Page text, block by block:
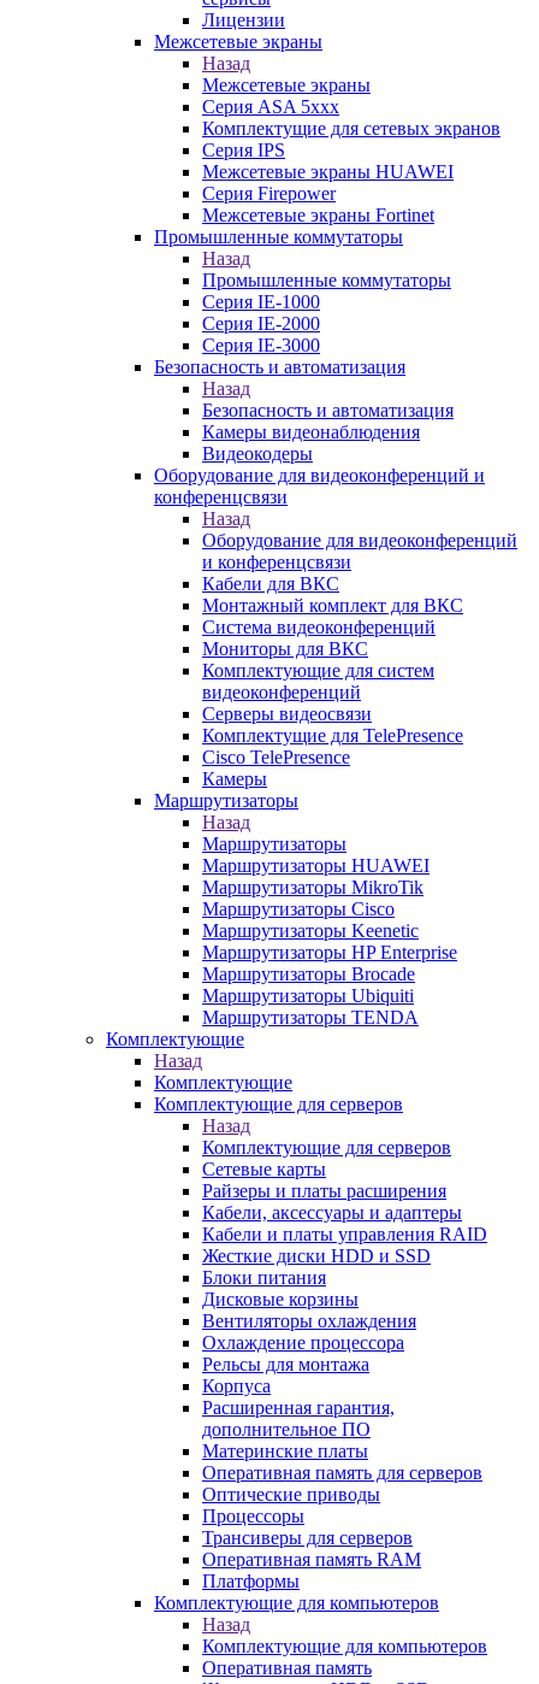
Лицензии
Межсетевые экраны
Назад
Межсетевые экраны
Серия ASA 5xxx
Комплектущие для сетевых экранов
Серия IPS
Межсетевые экраны HUAWEI
Серия Firepower
Межсетевые экраны Fortinet
Промышленные коммутаторы
Назад
Промышленные коммутаторы
Серия IE-1000
Серия IE-2000
Серия IE-3000
Безопасность и автоматизация
Назад
Безопасность и автоматизация
Камеры видеонаблюдения
Видеокодеры
Оборудование для видеоконференций и
конференцсвязи
Назад
Оборудование для видеоконференций
и конференцсвязи
Кабели для ВКС
Монтажный комплект для ВКС
Система видеоконференций
Мониторы для ВКС
Комплектующие для систем
видеоконференций
Серверы видеосвязи
Комплектущие для TelePresence
Cisco TelePresence
Камеры
Маршрутизаторы
Назад
Маршрутизаторы
Маршрутизаторы HUAWEI
Маршрутизаторы MikroTik
Маршрутизаторы Cisco
Маршрутизаторы Keenetic
Маршрутизаторы HP Enterprise
Маршрутизаторы Brocade
Маршрутизаторы Ubiquiti
Маршрутизаторы TENDA
Комплектующие
Назад
Комплектующие
Комплектующие для серверов
Назад
Комплектующие для серверов
Сетевые карты
Райзеры и платы расширения
Кабели, аксессуары и адаптеры
Кабели и платы управления RAID
Жесткие диски HDD и SSD
Блоки питания
Дисковые корзины
Вентиляторы охлаждения
Охлаждение процессора
Рельсы для монтажа
Корпуса
Расширенная гарантия,
дополнительное ПО
Материнские платы
Оперативная память для серверов
Оптические приводы
Процессоры
Трансиверы для серверов
Оперативная память RAM
Платформы
Комплектующие для компьютеров
Назад
Комплектующие для компьютеров
Оперативная память